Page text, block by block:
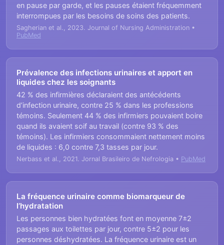
en pause par garde, et les pauses étaient fréquemment
interrompues par les besoins de soins des patients.
Sagherian et al., 2023. Journal of Nursing Administration •
PubMed
Prévalence des infections urinaires et apport en
liquides chez les soignants
42 % des infirmières déclaraient des antécédents
d’infection urinaire, contre 25 % dans les professions
témoins. Seulement 44 % des infirmiers pouvaient boire
quand ils avaient soif au travail (contre 93 % des
témoins). Les infirmiers consommaient nettement moins
de liquides : 6,0 contre 7,3 tasses par jour.
Nerbass et al., 2021. Jornal Brasileiro de Nefrologia • PubMed
La fréquence urinaire comme biomarqueur de
l’hydratation
Les personnes bien hydratées font en moyenne 7±2
passages aux toilettes par jour, contre 5±2 pour les
personnes déshydratées. La fréquence urinaire est un